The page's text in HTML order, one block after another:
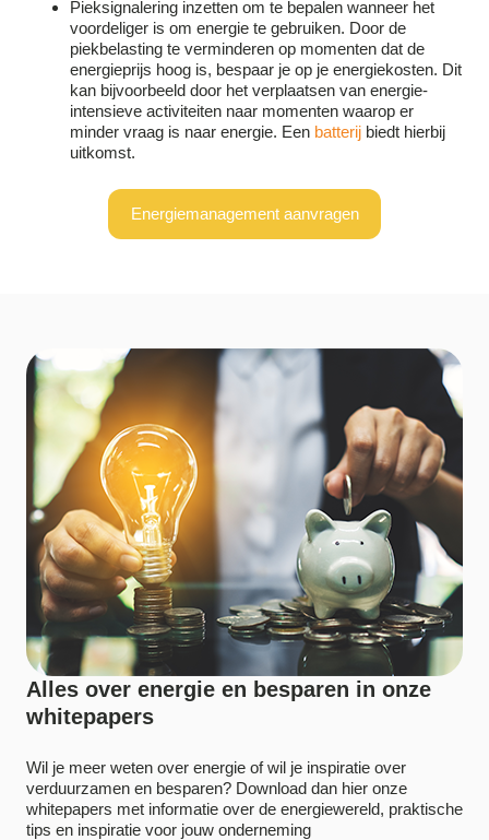
Pieksignalering inzetten om te bepalen wanneer het
voordeliger is om energie te gebruiken. Door de
piekbelasting te verminderen op momenten dat de
energieprijs hoog is, bespaar je op je energiekosten. Dit
kan bijvoorbeeld door het verplaatsen van energie-
intensieve activiteiten naar momenten waarop er
minder vraag is naar energie. Een batterij biedt hierbij
uitkomst.
Energiemanagement aanvragen
Alles over energie en besparen in onze
whitepapers
Wil je meer weten over energie of wil je inspiratie over
verduurzamen en besparen? Download dan hier onze
whitepapers met informatie over de energiewereld, praktische
tips en inspiratie voor jouw onderneming